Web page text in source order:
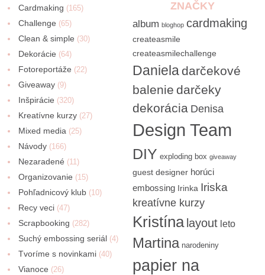
Cardmaking (165)
Challenge (65)
Clean & simple (30)
Dekorácie (64)
Fotoreportáže (22)
Giveaway (9)
Inšpirácie (320)
Kreatívne kurzy (27)
Mixed media (25)
Návody (166)
Nezaradené (11)
Organizovanie (15)
Pohľadnicový klub (10)
Recy veci (47)
Scrapbooking (282)
Suchý embossing seriál (4)
Tvoríme s novinkami (40)
Vianoce (26)
ZNAČKY
album bloghop cardmaking
createasmile
createasmilechallenge
Daniela darčekové
balenie darčeky
dekorácia Denisa
Design Team
DIY exploding box giveaway
guest designer horúci
embossing Irinka Iriska
kreatívne kurzy
Kristína layout leto
Martina narodeniny
papier na